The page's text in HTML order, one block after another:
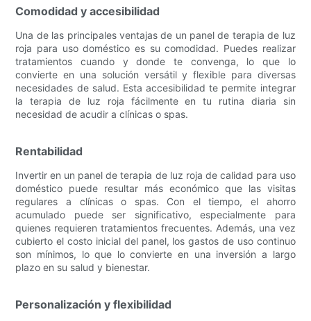
Comodidad y accesibilidad
Una de las principales ventajas de un panel de terapia de luz
roja para uso doméstico es su comodidad. Puedes realizar
tratamientos cuando y donde te convenga, lo que lo
convierte en una solución versátil y flexible para diversas
necesidades de salud. Esta accesibilidad te permite integrar
la terapia de luz roja fácilmente en tu rutina diaria sin
necesidad de acudir a clínicas o spas.
Rentabilidad
Invertir en un panel de terapia de luz roja de calidad para uso
doméstico puede resultar más económico que las visitas
regulares a clínicas o spas. Con el tiempo, el ahorro
acumulado puede ser significativo, especialmente para
quienes requieren tratamientos frecuentes. Además, una vez
cubierto el costo inicial del panel, los gastos de uso continuo
son mínimos, lo que lo convierte en una inversión a largo
plazo en su salud y bienestar.
Personalización y flexibilidad